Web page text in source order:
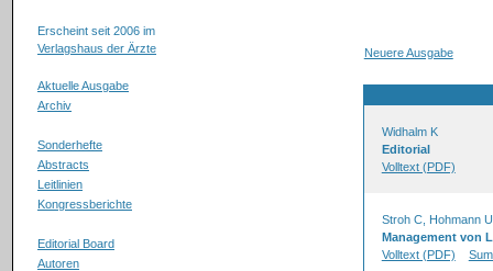
Erscheint seit 2006 im
Verlagshaus der Ärzte
Aktuelle Ausgabe
Archiv
Sonderhefte
Abstracts
Leitlinien
Kongressberichte
Editorial Board
Autoren
Neuere Ausgabe
Widhalm K
Editorial
Volltext (PDF)
Stroh C, Hohmann
Management von
Volltext (PDF)